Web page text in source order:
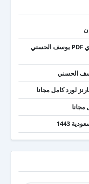
تحميل كتاب عقدك النفسية سجنك الأبدي PDF يوسف الحسني